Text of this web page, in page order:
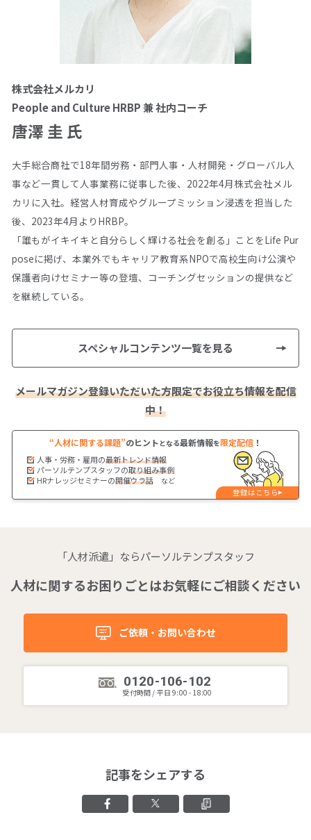
株式会社メルカリ
People and Culture HRBP 兼 社内コーチ
唐澤 圭 氏
大手総合商社で18年間労務・部門人事・人材開発・グローバル人
事など一貫して人事業務に従事した後、2022年4月株式会社メル
カリに入社。経営人材育成やグループミッション浸透を担当した
後、2023年4月よりHRBP。
「誰もがイキイキと自分らしく輝ける社会を創る」ことをLife Pur
poseに掲げ、本業外でもキャリア教育系NPOで高校生向け公演や
保護者向けセミナー等の登壇、コーチングセッションの提供など
を継続している。
スペシャルコンテンツ一覧を見る
メールマガジン登録いただいた方限定でお役立ち情報を配信
中！
“人材に関する課題”のヒントとなる最新情報を限定配信 ！
人事・労務・雇用の最新トレンド情報
パーソルテンプスタッフの取り組み事例
HRナレッジセミナーの開催ウラ話
など
登録はこちら
「人材派遣」ならパーソルテンプスタッフ
人材に関するお困りごとはお気軽にご相談ください
ご依頼・お問い合わせ
0120-106-102
受付時間 / 平日 9:00 - 18:00
記事をシェアする
Facebookでシェアする
Xでシェアする